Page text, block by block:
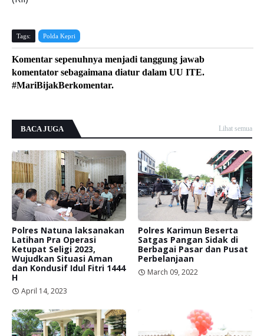
Tags: Polda Kepri
Komentar sepenuhnya menjadi tanggung jawab
komentator sebagaimana diatur dalam UU ITE.
#MariBijakBerkomentar.
BACA JUGA Lihat semua
Polres Natuna laksanakan
Latihan Pra Operasi
Ketupat Seligi 2023,
Wujudkan Situasi Aman
dan Kondusif Idul Fitri 1444
H
April 14, 2023
Polres Karimun Beserta
Satgas Pangan Sidak di
Berbagai Pasar dan Pusat
Perbelanjaan
March 09, 2022